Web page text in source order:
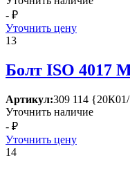
- ₽
Уточнить цену
13
Болт ISО 4017
Артикул:309 114
Уточнить наличие
- ₽
Уточнить цену
14